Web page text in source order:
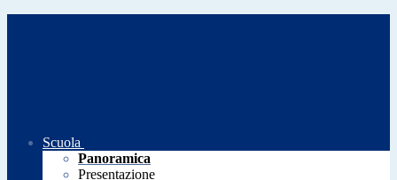
Scuola
Panoramica
Presentazione